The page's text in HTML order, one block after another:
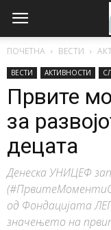
ПОЧЕТНА ВЕСТИ
ВЕСТИ АКТИВНОСТИ
Првите
за
децата
Денеска УНИЦЕФ
од Фондацијата
значењето на